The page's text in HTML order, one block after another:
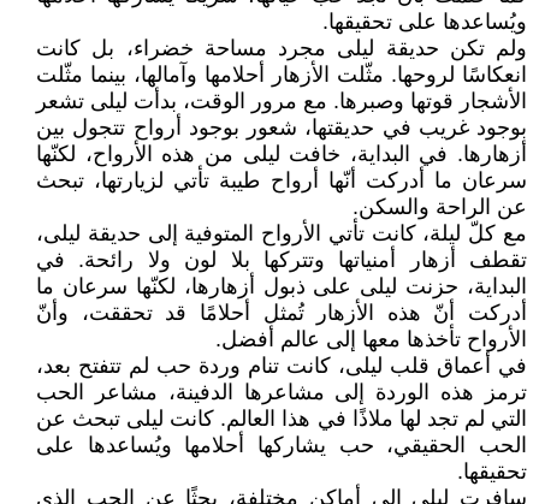
ويُساعدها على تحقيقها.
ولم تكن حديقة ليلى مجرد مساحة خضراء، بل كانت
انعكاسًا لروحها. مثّلت الأزهار أحلامها وآمالها، بينما مثّلت
الأشجار قوتها وصبرها. مع مرور الوقت، بدأت ليلى تشعر
بوجود غريب في حديقتها، شعور بوجود أرواح تتجول بين
أزهارها. في البداية، خافت ليلى من هذه الأرواح، لكنّها
سرعان ما أدركت أنّها أرواح طيبة تأتي لزيارتها، تبحث
عن الراحة والسكن.
مع كلّ ليلة، كانت تأتي الأرواح المتوفية إلى حديقة ليلى،
تقطف أزهار أمنياتها وتتركها بلا لون ولا رائحة. في
البداية، حزنت ليلى على ذبول أزهارها، لكنّها سرعان ما
أدركت أنّ هذه الأزهار تُمثل أحلامًا قد تحققت، وأنّ
الأرواح تأخذها معها إلى عالم أفضل.
في أعماق قلب ليلى، كانت تنام وردة حب لم تتفتح بعد،
ترمز هذه الوردة إلى مشاعرها الدفينة، مشاعر الحب
التي لم تجد لها ملاذًا في هذا العالم. كانت ليلى تبحث عن
الحب الحقيقي، حب يشاركها أحلامها ويُساعدها على
تحقيقها.
سافرت ليلى إلى أماكن مختلفة، بحثًا عن الحب الذي